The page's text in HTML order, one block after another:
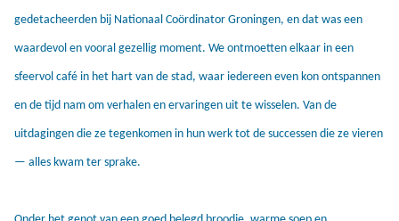
gedetacheerden bij Nationaal Coördinator Groningen, en dat was een
waardevol en vooral gezellig moment. We ontmoetten elkaar in een
sfeervol café in het hart van de stad, waar iedereen even kon ontspannen
en de tijd nam om verhalen en ervaringen uit te wisselen. Van de
uitdagingen die ze tegenkomen in hun werk tot de successen die ze vieren
— alles kwam ter sprake.